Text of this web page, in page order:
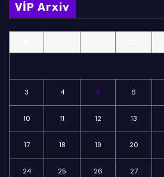
VİP Arxiv
3 4 5 6
10 11 12 13
17 18 19 20
24 25 26 27